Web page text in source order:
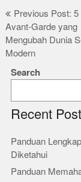
Post
navigation
Previous Post:
Avant-Garde yang
Mengubah Dunia
Modern
Search
Recent
Panduan
Diketahui
Panduan